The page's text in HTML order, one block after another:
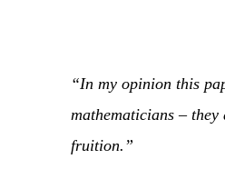
“In my opinion this
mathematicians –
fruition.”